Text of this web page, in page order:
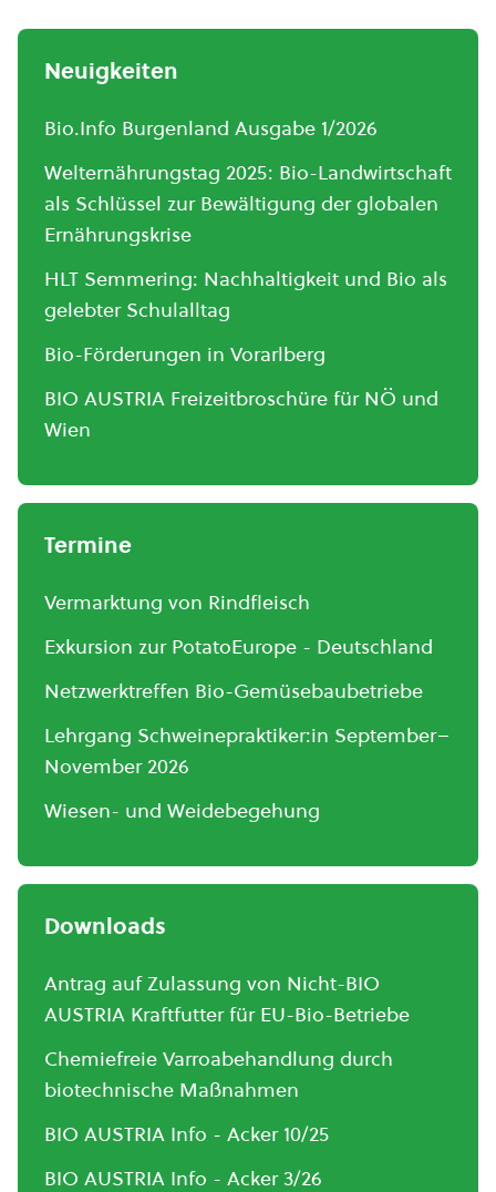
Neuigkeiten
Bio.Info Burgenland Ausgabe 1/2026
Welternährungstag 2025: Bio-Landwirtschaft
als Schlüssel zur Bewältigung der globalen
Ernährungskrise
HLT Semmering: Nachhaltigkeit und Bio als
gelebter Schulalltag
Bio-Förderungen in Vorarlberg
BIO AUSTRIA Freizeitbroschüre für NÖ und
Wien
Termine
Vermarktung von Rindfleisch
Exkursion zur PotatoEurope - Deutschland
Netzwerktreffen Bio-Gemüsebaubetriebe
Lehrgang Schweinepraktiker:in September–
November 2026
Wiesen- und Weidebegehung
Downloads
Antrag auf Zulassung von Nicht-BIO
AUSTRIA Kraftfutter für EU-Bio-Betriebe
Chemiefreie Varroabehandlung durch
biotechnische Maßnahmen
BIO AUSTRIA Info - Acker 10/25
BIO AUSTRIA Info - Acker 3/26